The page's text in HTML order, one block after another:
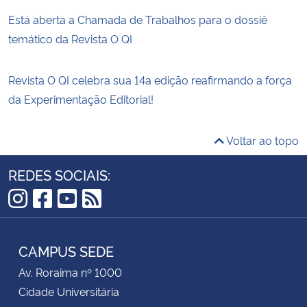
Está aberta a Chamada de Trabalhos para o dossiê
temático da Revista O QI
Revista O QI celebra sua 14a edição reafirmando a força
da Experimentação Editorial!
Voltar ao topo
REDES SOCIAIS:
Instagram
Facebook
YouTube
RSS
CAMPUS SEDE
Av. Roraima nº 1000
Cidade Universitária